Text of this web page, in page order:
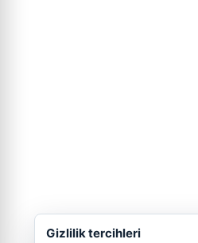
Gizlilik tercihleri